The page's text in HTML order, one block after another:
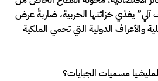
آلي” يغذي خزائنها الحربية، ضاربةً عرض
والأعراف الدولية التي تحمي الملكية
مسميات الجبايات؟